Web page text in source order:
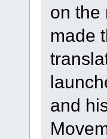
on the
made
and